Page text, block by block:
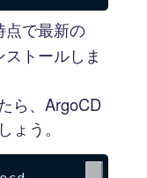
点で最新の
トールしま
ら、ArgoCD
う。